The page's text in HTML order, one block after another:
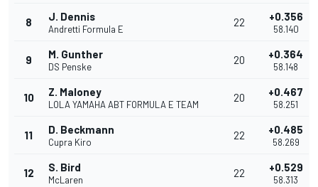
8 J. Dennis
Andretti Formula E
22 +0.356
58.140
9 M. Gunther
DS Penske
20 +0.364
58.148
10 Z. Maloney
LOLA YAMAHA ABT FORMULA E TEAM
20 +0.467
58.251
11 D. Beckmann
Cupra Kiro
22 +0.485
58.269
12 S. Bird
McLaren
22 +0.529
58.313